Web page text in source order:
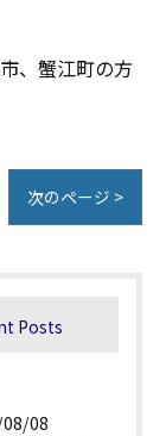
、蟹江町の方
次のページ >
Posts
08